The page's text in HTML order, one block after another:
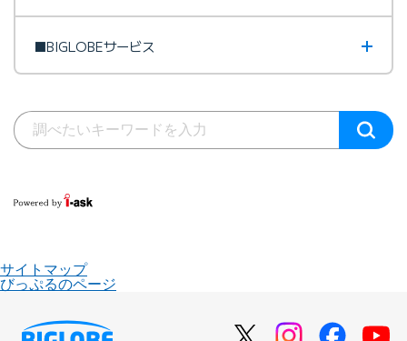
■BIGLOBEサービス
サイトマップ
びっぷるのページ